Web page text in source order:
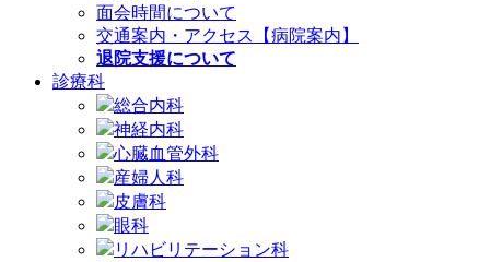
面会時間について
交通案内・アクセス【病院案内】
退院支援について
診療科
総合内科
神経内科
心臓血管外科
産婦人科
皮膚科
眼科
リハビリテーション科